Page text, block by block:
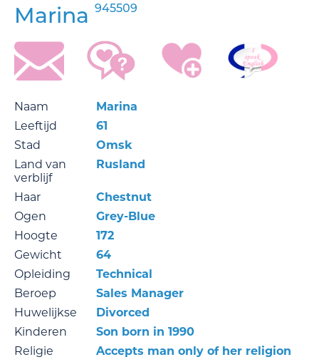
Marina 945509
Naam
Marina
Leeftijd
61
Stad
Omsk
Land van
verblijf
Rusland
Haar
Chestnut
Ogen
Grey-Blue
Hoogte
172
Gewicht
64
Opleiding
Technical
Beroep
Sales Manager
Huwelijkse
Divorced
Kinderen
Son born in 1990
Religie
Accepts man only of her religion